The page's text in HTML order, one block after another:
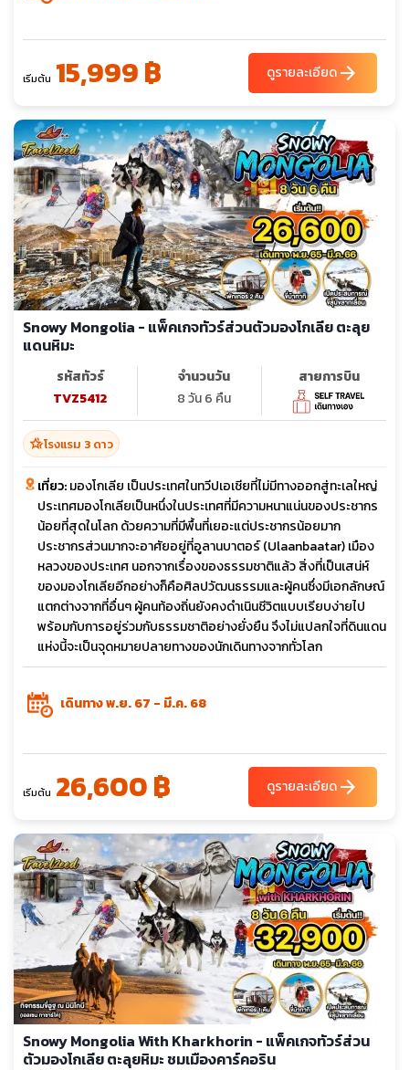
เริ่มต้น 15,999 ฿ ดูรายละเอียดarrow_forward
Snowy Mongolia - แพ็คเกจทัวร์ส่วนตัวมองโกเลีย ตะลุย
แดนหิมะ
รหัสทัวร์
TVZ5412
จำนวนวัน
8 วัน 6 คืน
สายการบิน
hotel_classโรงแรม 3 ดาว
เที่ยว:มองโกเลีย เป็นประเทศในทวีปเอเชียที่ไม่มีทางออกสู่ทะเลใหญ่
ประเทศมองโกเลียเป็นหนึ่งในประเทศที่มีความหนาแน่นของประชากร
น้อยที่สุดในโลก ด้วยความที่มีพื้นที่เยอะแต่ประชากรน้อยมาก
ประชากรส่วนมากจะอาศัยอยู่ที่อูลานบาตอร์ (Ulaanbaatar) เมือง
หลวงของประเทศ นอกจากเรื่องของธรรมชาติแล้ว สิ่งที่เป็นเสน่ห์
ของมองโกเลียอีกอย่างก็คือศิลปวัฒนธรรมและผู้คนซึ่งมีเอกลักษณ์
แตกต่างจากที่อื่นๆ ผู้คนท้องถิ่นยังคงดำเนินชีวิตแบบเรียบง่ายไป
พร้อมกับการอยู่ร่วมกับธรรมชาติอย่างยั่งยืน จึงไม่แปลกใจที่ดินแดน
แห่งนี้จะเป็นจุดหมายปลายทางของนักเดินทางจากทั่วโลก
เดินทาง พ.ย. 67 - มี.ค. 68
เริ่มต้น 26,600 ฿ ดูรายละเอียดarrow_forward
Snowy Mongolia With Kharkhorin - แพ็คเกจทัวร์ส่วน
ตัวมองโกเลีย ตะลุยหิมะ ชมเมืองคาร์คอริน